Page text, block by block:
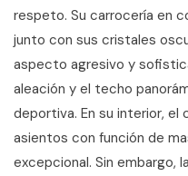
respeto. Su carrocería en
junto con sus cristales
aspecto agresivo y
aleación y el techo
deportiva. En su interior, el
asientos con función de
excepcional. Sin embargo,